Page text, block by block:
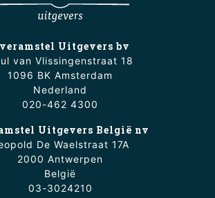
Uitgevers bv
van Vlissingenstraat 18
1096 BK Amsterdam
Nederland
020-462 4300
Uitgevers België nv
De Waelstraat 17A
2000 Antwerpen
België
03-3024210